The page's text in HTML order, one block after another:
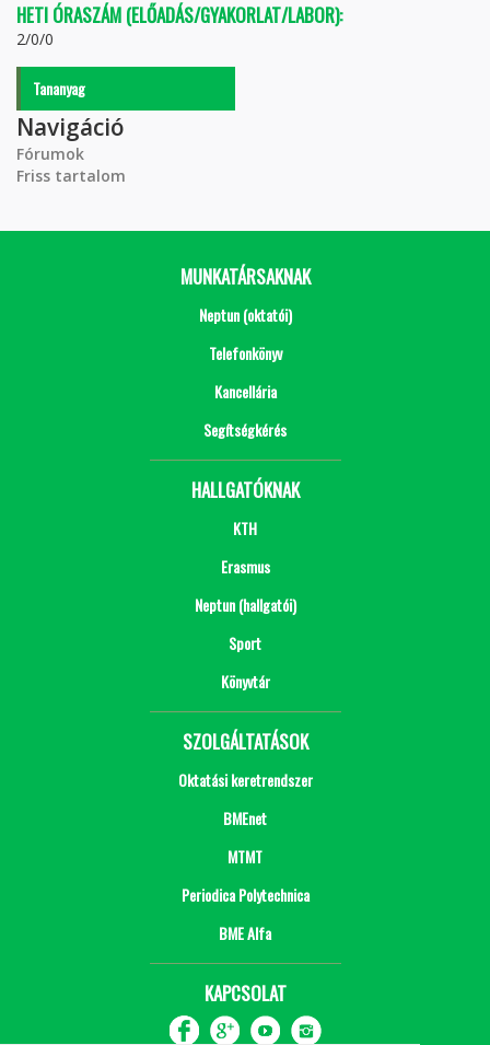
HETI ÓRASZÁM (ELŐADÁS/GYAKORLAT/LABOR):
2/0/0
Tananyag
Navigáció
Fórumok
Friss tartalom
MUNKATÁRSAKNAK
Neptun (oktatói)
Telefonkönyv
Kancellária
Segítségkérés
HALLGATÓKNAK
KTH
Erasmus
Neptun (hallgatói)
Sport
Könyvtár
SZOLGÁLTATÁSOK
Oktatási keretrendszer
BMEnet
MTMT
Periodica Polytechnica
BME Alfa
KAPCSOLAT